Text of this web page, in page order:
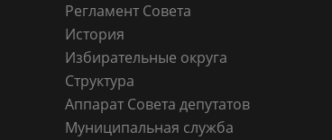
Регламент Совета
История
Избирательные округа
Структура
Аппарат Совета депутатов
Муниципальная служба